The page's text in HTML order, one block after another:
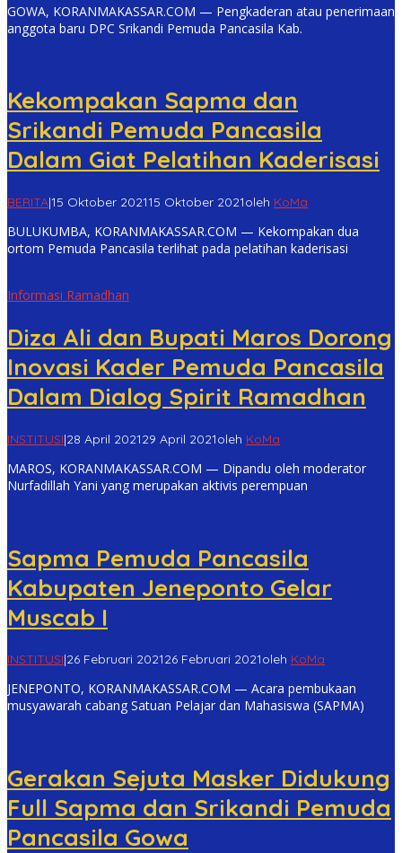
GOWA, KORANMAKASSAR.COM — Pengkaderan atau penerimaan
anggota baru DPC Srikandi Pemuda Pancasila Kab.
Kekompakan Sapma dan
Srikandi Pemuda Pancasila
Dalam Giat Pelatihan Kaderisasi
BERITA|15 Oktober 202115 Oktober 2021oleh KoMa
BULUKUMBA, KORANMAKASSAR.COM — Kekompakan dua
ortom Pemuda Pancasila terlihat pada pelatihan kaderisasi
Informasi Ramadhan
Diza Ali dan Bupati Maros Dorong
Inovasi Kader Pemuda Pancasila
Dalam Dialog Spirit Ramadhan
INSTITUSI|28 April 202129 April 2021oleh KoMa
MAROS, KORANMAKASSAR.COM — Dipandu oleh moderator
Nurfadillah Yani yang merupakan aktivis perempuan
Sapma Pemuda Pancasila
Kabupaten Jeneponto Gelar
Muscab I
INSTITUSI|26 Februari 202126 Februari 2021oleh KoMa
JENEPONTO, KORANMAKASSAR.COM — Acara pembukaan
musyawarah cabang Satuan Pelajar dan Mahasiswa (SAPMA)
Gerakan Sejuta Masker Didukung
Full Sapma dan Srikandi Pemuda
Pancasila Gowa